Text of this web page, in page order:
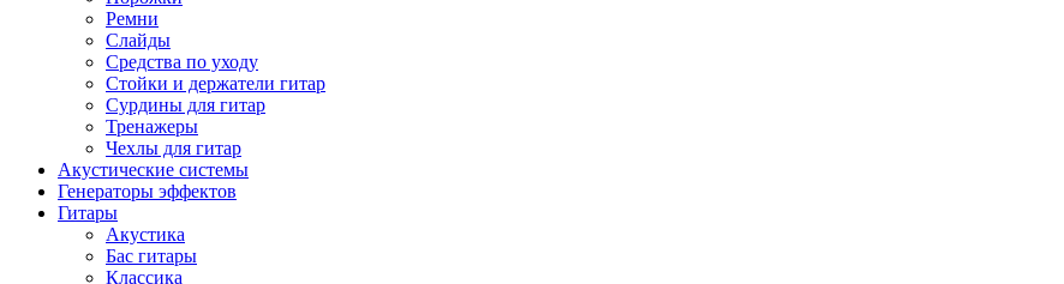
Ремни
Слайды
Средства по уходу
Стойки и держатели гитар
Сурдины для гитар
Тренажеры
Чехлы для гитар
Акустические системы
Генераторы эффектов
Гитары
Акустика
Бас гитары
Классика